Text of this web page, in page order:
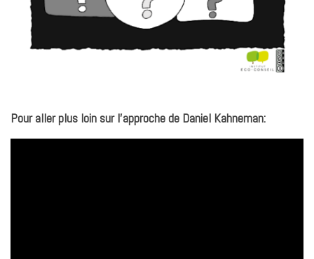
Pour aller plus loin sur l’approche de Daniel Kahneman: